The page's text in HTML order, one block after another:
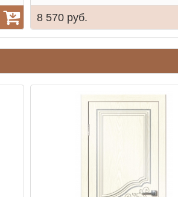
8 570 руб.